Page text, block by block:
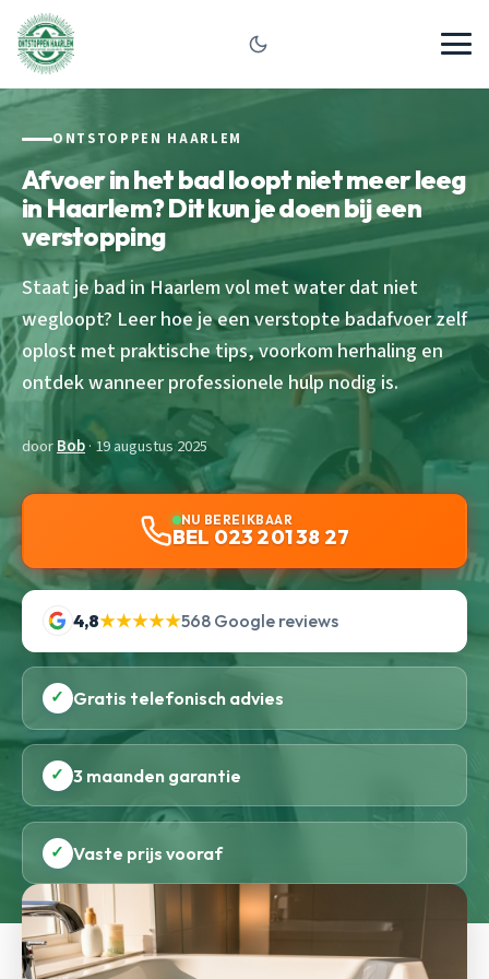
ONTSTOPPEN HAARLEM
Afvoer in het bad loopt niet meer leeg
in Haarlem? Dit kun je doen bij een
verstopping
Staat je bad in Haarlem vol met water dat niet
wegloopt? Leer hoe je een verstopte badafvoer zelf
oplost met praktische tips, voorkom herhaling en
ontdek wanneer professionele hulp nodig is.
doorBob· 19 augustus 2025
NU BEREIKBAAR
BEL 023 201 38 27
4,8★★★★★568 Google reviews
✓ Gratis telefonisch advies
✓ 3 maanden garantie
✓ Vaste prijs vooraf